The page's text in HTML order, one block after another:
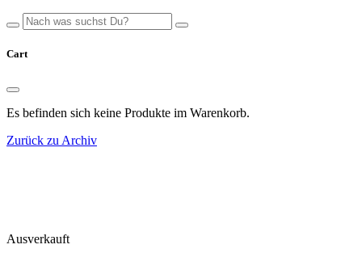
Cart
Es befinden sich keine Produkte im Warenkorb.
Zurück zu Archiv
Ausverkauft